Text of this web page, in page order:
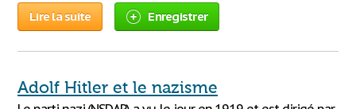
Lire la suite Enregistrer
Adolf Hitler et le nazisme